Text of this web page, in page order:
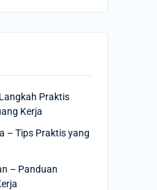
Praktis
Kerja
– Tips Praktis yang
– Panduan